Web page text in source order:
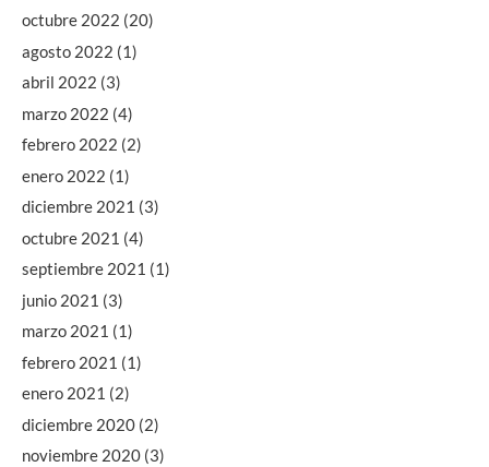
octubre 2022 (20)
agosto 2022 (1)
abril 2022 (3)
marzo 2022 (4)
febrero 2022 (2)
enero 2022 (1)
diciembre 2021 (3)
octubre 2021 (4)
septiembre 2021 (1)
junio 2021 (3)
marzo 2021 (1)
febrero 2021 (1)
enero 2021 (2)
diciembre 2020 (2)
noviembre 2020 (3)